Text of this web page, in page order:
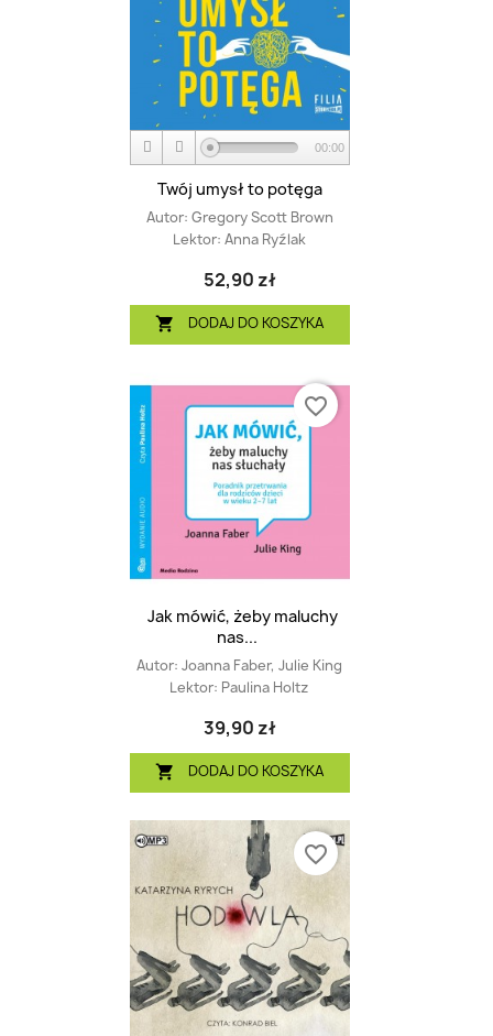
00:00
Twój umysł to potęga
Autor: Gregory Scott Brown
Lektor: Anna Ryźlak
52,90 zł
 DODAJ DO KOSZYKA
Jak mówić, żeby maluchy
nas...
Autor: Joanna Faber, Julie King
Lektor: Paulina Holtz
39,90 zł
 DODAJ DO KOSZYKA
favorite_border
favorite_border